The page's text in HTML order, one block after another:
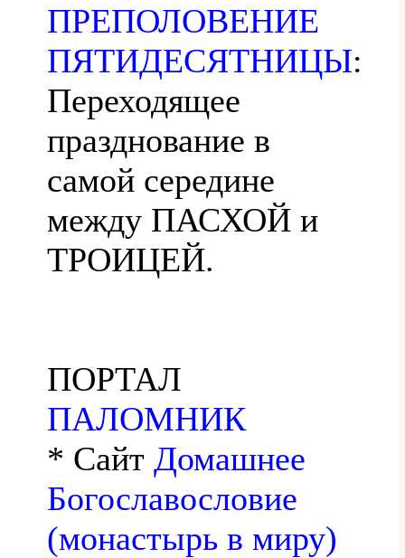
ПРЕПОЛОВЕНИЕ
ПЯТИДЕСЯТНИЦЫ:
Переходящее
празднование в
самой середине
между ПАСХОЙ и
ТРОИЦЕЙ.
ПОРТАЛ
ПАЛОМНИК
* Сайт Домашнее
Богославословие
(монастырь в миру)